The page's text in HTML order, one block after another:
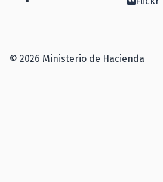
© 2026 Ministerio de Hacienda